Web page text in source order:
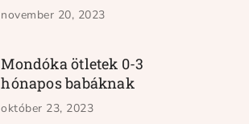
november 20, 2023
Mondóka ötletek 0-3
hónapos babáknak
október 23, 2023